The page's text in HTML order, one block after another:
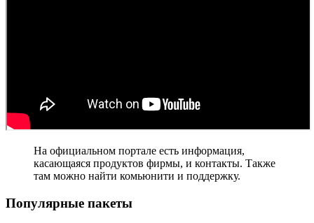
На официальном портале есть информация,
касающаяся продуктов фирмы, и контакты. Также
там можно найти комьюнити и поддержку.
Популярные пакеты